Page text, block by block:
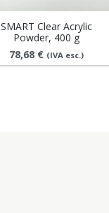
SMART Clear Acrylic
Powder, 400 g
78,68 € (IVA esc.)